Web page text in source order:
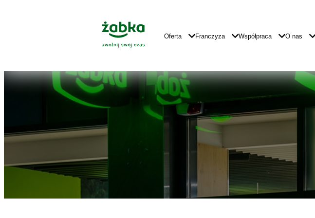
Główne
Logo
Główna
Nawigacja
Oferta Franczyza Współpraca O nas